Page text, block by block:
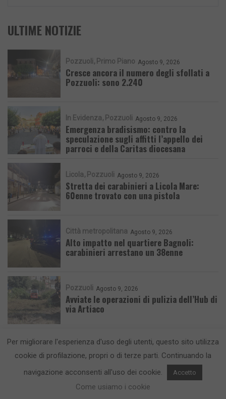
ULTIME NOTIZIE
Pozzuoli Primo Piano Agosto 9, 2026
Cresce ancora il numero degli sfollati a
Pozzuoli: sono 2.240
In Evidenza Pozzuoli Agosto 9, 2026
Emergenza bradisismo: contro la
speculazione sugli affitti l’appello dei
parroci e della Caritas diocesana
Licola Pozzuoli Agosto 9, 2026
Stretta dei carabinieri a Licola Mare:
60enne trovato con una pistola
Città metropolitana Agosto 9, 2026
Alto impatto nel quartiere Bagnoli:
carabinieri arrestano un 38enne
Pozzuoli Agosto 9, 2026
Avviate le operazioni di pulizia dell’Hub di
via Artiaco
CronacaFlegrea testata giornalistica - aut. Tribunale di Napoli n. 34 del
23/05/2012.Info e Contatti
Per migliorare l'esperienza d'uso degli utenti, questo sito utilizza
cookie di profilazione, propri o di terze parti. Continuando la
navigazione acconsenti all'uso dei cookie.
Accetto
Come usiamo i cookie